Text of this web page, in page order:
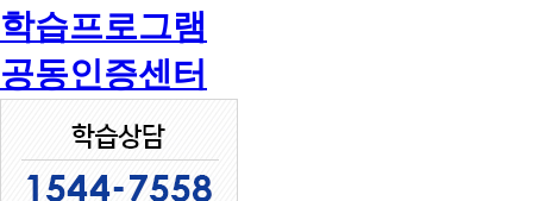
학습프로그램
공동인증센터